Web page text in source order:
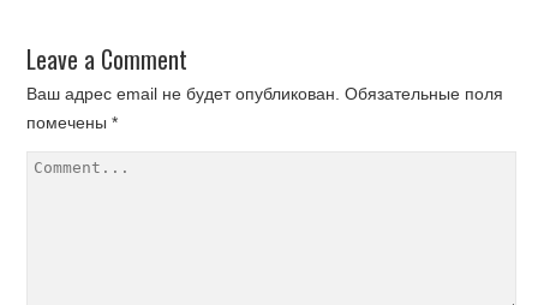
Leave a Comment
Ваш адрес email не будет опубликован. Обязательные поля
помечены*